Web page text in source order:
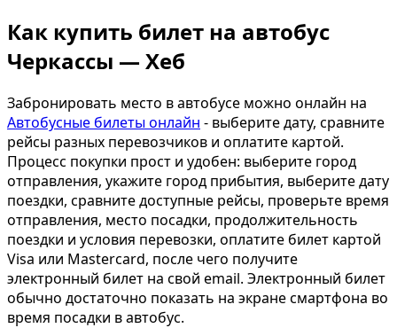
Как купить билет на автобус
Черкассы — Хеб
Забронировать место в автобусе можно онлайн на
Автобусные билеты онлайн - выберите дату, сравните
рейсы разных перевозчиков и оплатите картой.
Процесс покупки прост и удобен: выберите город
отправления, укажите город прибытия, выберите дату
поездки, сравните доступные рейсы, проверьте время
отправления, место посадки, продолжительность
поездки и условия перевозки, оплатите билет картой
Visa или Mastercard, после чего получите
электронный билет на свой email. Электронный билет
обычно достаточно показать на экране смартфона во
время посадки в автобус.